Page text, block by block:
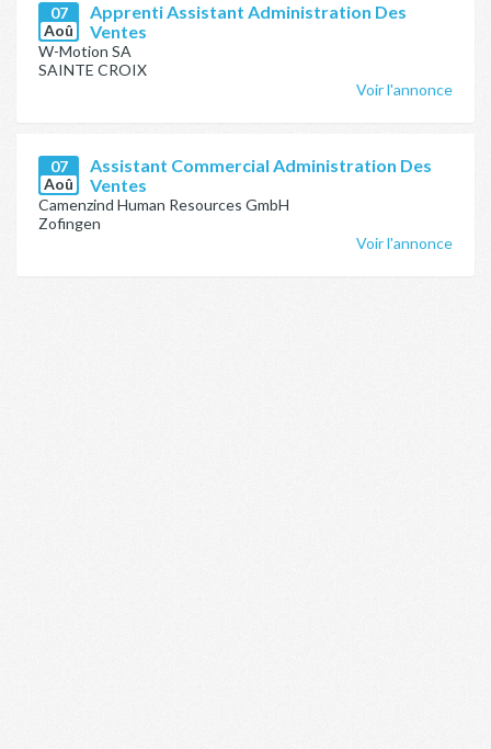
07
Aoû
Apprenti Assistant Administration Des
Ventes
W-Motion SA
SAINTE CROIX
Voir l'annonce
07
Aoû
Assistant Commercial Administration Des
Ventes
Camenzind Human Resources GmbH
Zofingen
Voir l'annonce